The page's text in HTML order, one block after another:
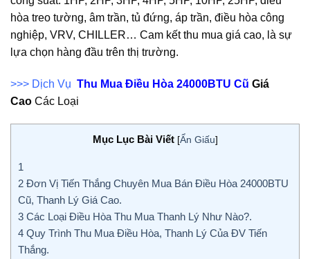
hòa treo tường, âm trần, tủ đứng, áp trần, điều hòa công
nghiệp, VRV, CHILLER… Cam kết thu mua giá cao, là sự
lựa chọn hàng đầu trên thị trường.
>>> Dịch Vụ Thu Mua Điều Hòa 24000BTU Cũ Giá
Cao Các Loại
Mục Lục Bài Viết [Ẩn Giấu]
1
2 Đơn Vị Tiến Thắng Chuyên Mua Bán Điều Hòa 24000BTU
Cũ, Thanh Lý Giá Cao.
3 Các Loại Điều Hòa Thu Mua Thanh Lý Như Nào?.
4 Quy Trình Thu Mua Điều Hòa, Thanh Lý Của ĐV Tiến
Thắng.